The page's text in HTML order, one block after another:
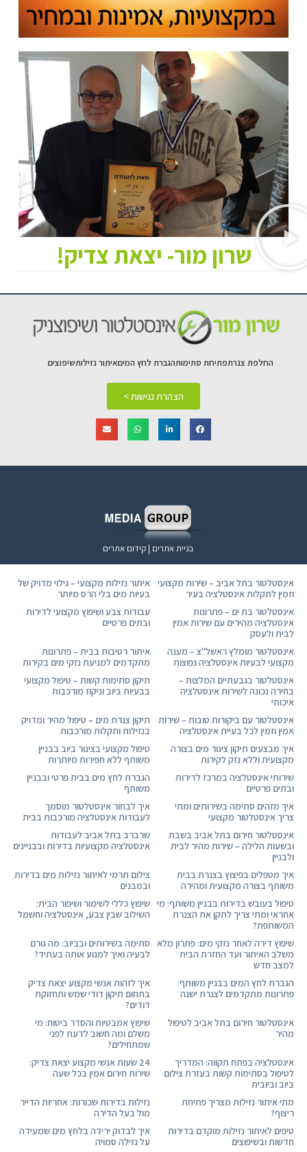
שרון מור- יצאת צדיק!
החלפת צנרתפתיחת סתימותהגברת לחץ המיםאיתור נזילותשיפוצים
הצהרת נגישות >
בניית אתרים | קידום אתרים
אינסטלטור בתל אביב – שירות מקצועי
וזמין לתקלות אינסטלציה בעיר
איתור נזילות מקצועי – גילוי מדויק של
בעיות מים בלי הרס מיותר
אינסטלטור בת ים – פתרונות
אינסטלציה מהירים עם שירות אמין
לבית ולעסק
עבודות צבע ושיפוץ מקצועי לדירות
ובתים פרטיים
אינסטלטור מומלץ ראשל"צ – מענה
מקצועי לבעיות אינסטלציה נפוצות
איתור רטיבות בבית – פתרונות
מתקדמים למניעת נזקי מים בקירות
אינסטלטור בגבעתיים המלצות –
בחירה נכונה לשירות אינסטלציה
איכותי
תיקון סתימות קשות – טיפול מקצועי
בבעיות ביוב וניקוז מורכבות
אינסטלטור עם ביקורות טובות – שירות
אמין וזמין לכל בעיית אינסטלציה
תיקון צנרת מים – טיפול מהיר ומדויק
בנזילות ותקלות מורכבות
איך מבצעים תיקון צינור מים בצורה
מקצועית וללא נזק לקירות
טיפול מקצועי בצינור ביוב בבניין
משותף ללא חפירות מיותרות
שירותי אינסטלציה במרכז לדירות
ובתים פרטיים
הגברת לחץ מים בבית פרטי ובבניין
משותף
איך מזהים סתימה בשירותים ומתי
צריך אינסטלטור מקצועי
איך לבחור אינסטלטור מוסמך
לעבודות אינסטלציה מורכבות בבית
אינסטלטור חירום בתל אביב בשבת
ובשעות הלילה – שירות מהיר לבית
ולבניין
שרברב בתל אביב לעבודות
אינסטלציה מקצועיות בדירות ובבניינים
איך מטפלים בפיצוץ בצנרת בבית
משותף בצורה מקצועית ומהירה
צילום תרמי לאיתור נזילות מים בדירות
ובמבנים
טיפול בעובש בדירות בבניין משותף: מי
אחראי ומתי צריך לתקן את הצנרת
המשותפת?
שיפוץ כללי לשימור ושיפור הבית:
השילוב שבין צבע, אינסטלציה וחשמל
שיפוץ דירה לאחר נזקי מים: פתרון מלא
משלב האיתור ועד החזרת הבית
למצב חדש
סתימה בשירותים ובביוב: מה גורם
לבעיה ואיך למנוע אותה בעתיד?
הגברת לחץ המים בבניין משותף:
פתרונות מתקדמים לצנרת ישנה
איך לזהות אנשי מקצוע יצאת צדיק
בתחום תיקון דודי שמש ותחזוקת
דודים?
אינסטלטור חירום בתל אביב לטיפול
מהיר
שיפוץ אמבטיות והסדר ביטוח: מי
משלם ומה חשוב לדעת לפני
שמתחילים?
אינסטלציה בפתח תקווה: המדריך
לטיפול בסתימות קשות בעזרת צילום
ביוב וביובית
24 שעות אנשי מקצוע יצאת צדיק:
שירות חירום אמין בכל שעה
מתי איתור נזילות מצריך פתיחת
ריצוף?
נזילות בדירות שכורות: אחריות הדייר
מול בעל הדירה
טיפים לאיתור נזילות מוקדם בדירות
חדשות ובשיפוצים
איך לבדוק ירידה בלחץ מים שמעידה
על נזילה סמויה